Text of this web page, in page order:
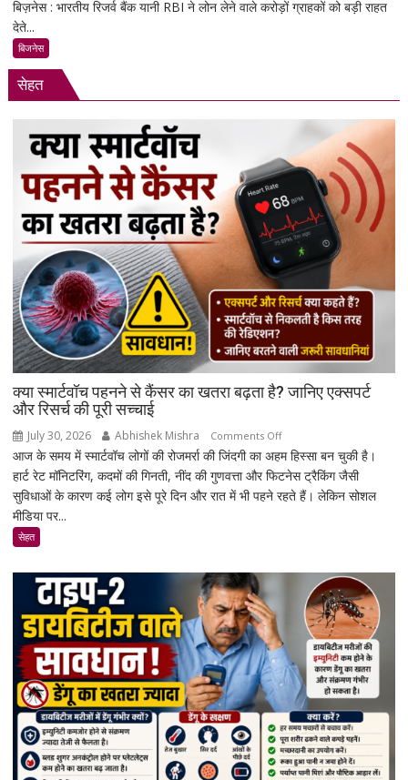
RBI
बैंक
कर
सकेंगे
आपका
मोबाइल-
लैपटॉप
लॉक,
1
जनवरी
2027
से
नए
बिज़नेस : भारतीय रिजर्व बैंक यानी RBI ने लोन लेने वाले करोड़ों ग्राहकों को बड़ी राहत
देते...
बिजनेस
सेहत
क्या स्मार्टवॉच पहनने से कैंसर का खतरा बढ़ता है? जानिए एक्सपर्ट
और रिसर्च की पूरी सच्चाई
July 30, 2026 Abhishek Mishra Comments Offon
क्या
स्मार्टवॉच
पहनने
खतरा
जानिए
एक्सपर्ट
और
रिसर्च
की
पूरी
सच्चाई
आज के समय में स्मार्टवॉच लोगों की रोजमर्रा की जिंदगी का अहम हिस्सा बन चुकी है।
हार्ट रेट मॉनिटरिंग, कदमों की गिनती, नींद की गुणवत्ता और फिटनेस ट्रैकिंग जैसी
सुविधाओं के कारण कई लोग इसे पूरे दिन और रात में भी पहने रहते हैं। लेकिन सोशल
मीडिया पर...
सेहत